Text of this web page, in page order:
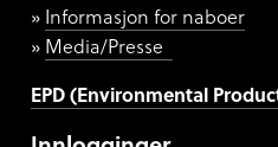
Informasjon for naboer
Media/Presse
EPD (Environmental